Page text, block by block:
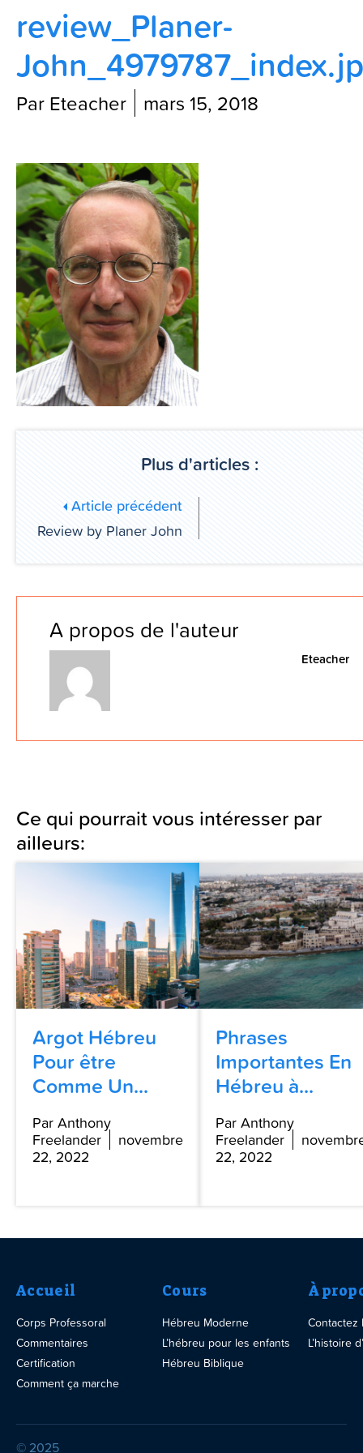
Contactez-nous
Blog
review_Planer-
Par Eteacher mars 15, 2018
Plus d'articles :
Article précédent
Review by Planer John
A propos de l'auteur
Eteacher
Ce qui pourrait vous intéresser par
ailleurs:
Argot Hébreu
Pour être
Comme Un...
Par Anthony
Freelander
novembre
22, 2022
Phrases
Importantes En
Hébreu à...
Par Anthony
Freelander
22, 2022
Accueil
Corps Professoral
Commentaires
Certification
Comment ça marche
Cours
Hébreu Moderne
L’hébreu pour les enfants
Hébreu Biblique
À
Contactez
L’histoire
© 2025